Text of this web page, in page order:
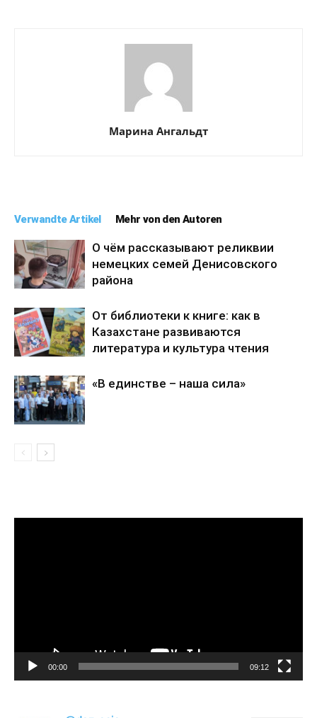
Марина Ангальдт
Verwandte Artikel Mehr von den Autoren
О чём рассказывают реликвии
немецких семей Денисовского
района
От библиотеки к книге: как в
Казахстане развиваются
литература и культура чтения
«В единстве – наша сила»
00:00 09:12